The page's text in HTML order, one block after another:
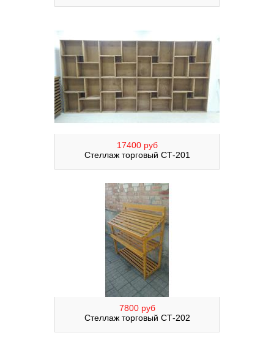
17400 руб
Стеллаж торговый СТ-201
7800 руб
Стеллаж торговый СТ-202